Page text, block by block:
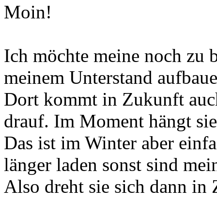
Moin!
Ich möchte meine noch zu
meinem Unterstand
Dort kommt in Zukunft
drauf. Im Moment hängt
Das ist im Winter aber
länger laden sonst sind
Also dreht sie sich dann